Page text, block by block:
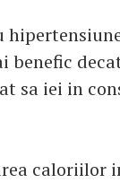
benefic
sa iei in
caloriilor